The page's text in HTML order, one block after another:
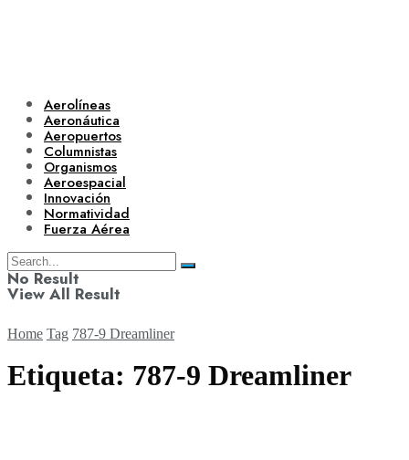
Aerolíneas
Aeronáutica
Aeropuertos
Columnistas
Organismos
Aeroespacial
Innovación
Normatividad
Fuerza Aérea
No Result
View All Result
Home Tag 787-9 Dreamliner
Etiqueta: 787-9 Dreamliner